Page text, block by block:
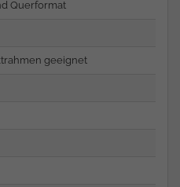
Querformat
geeignet